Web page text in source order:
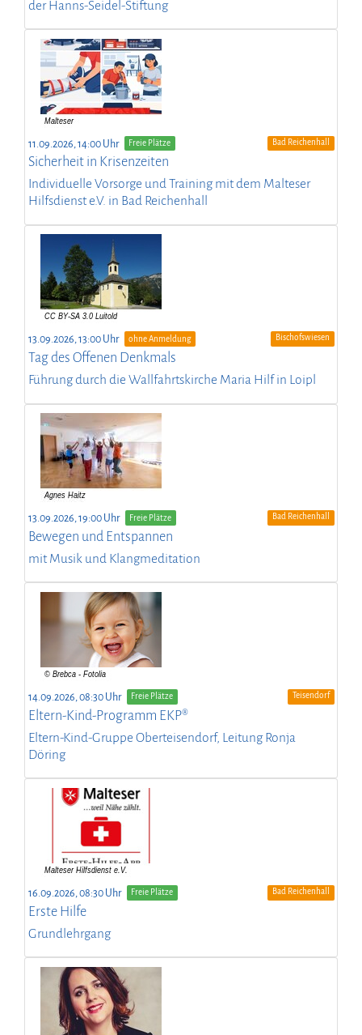
der Hanns-Seidel-Stiftung
11.09.2026, 14:00 Uhr Freie Plätze Bad Reichenhall
Sicherheit in Krisenzeiten
Individuelle Vorsorge und Training mit dem Malteser
Hilfsdienst e.V. in Bad Reichenhall
13.09.2026, 13:00 Uhr ohne Anmeldung Bischofswiesen
Tag des Offenen Denkmals
Führung durch die Wallfahrtskirche Maria Hilf in Loipl
13.09.2026, 19:00 Uhr Freie Plätze Bad Reichenhall
Bewegen und Entspannen
mit Musik und Klangmeditation
14.09.2026, 08:30 Uhr Freie Plätze Teisendorf
Eltern-Kind-Programm EKP®
Eltern-Kind-Gruppe Oberteisendorf, Leitung Ronja
Döring
16.09.2026, 08:30 Uhr Freie Plätze Bad Reichenhall
Erste Hilfe
Grundlehrgang